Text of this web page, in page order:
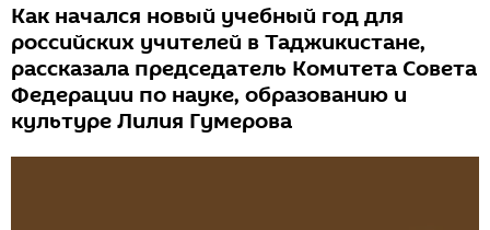
Как начался новый учебный год для
российских учителей в Таджикистане,
рассказала председатель Комитета Совета
Федерации по науке, образованию и
культуре Лилия Гумерова